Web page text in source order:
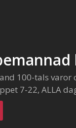
100-tals varor
7-22, ALLA